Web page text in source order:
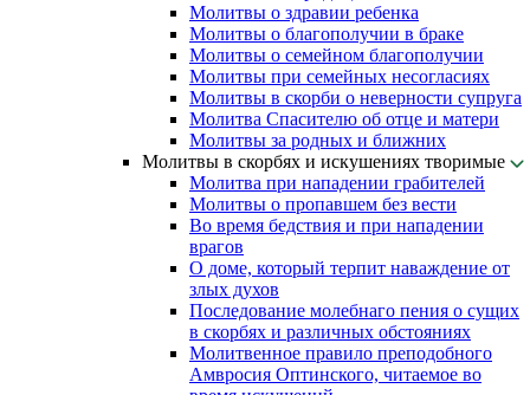
Молитвы о здравии ребенка
Молитвы о благополучии в браке
Молитвы о семейном благополучии
Молитвы при семейных несогласиях
Молитвы в скорби о неверности супруга
Молитва Спасителю об отце и матери
Молитвы за родных и ближних
Молитвы в скорбях и искушениях творимые
Молитва при нападении грабителей
Молитвы о пропавшем без вести
Во время бедствия и при нападении
врагов
О доме, который терпит наваждение от
злых духов
Последование молебнаго пения о сущих
в скорбях и различных обстояниях
Молитвенное правило преподобного
Амвросия Оптинского, читаемое во